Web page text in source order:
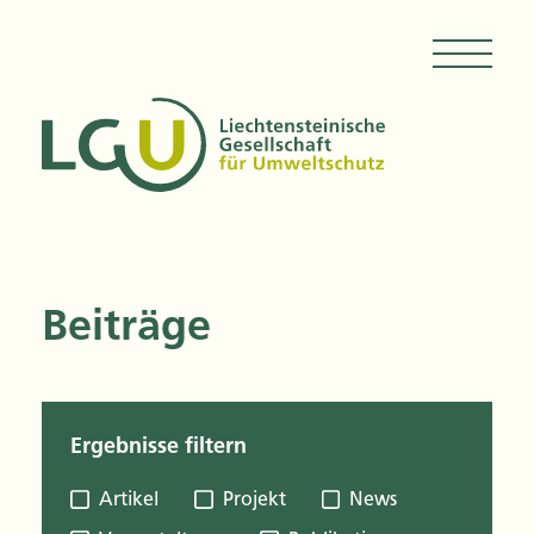
Beiträge
Ergebnisse filtern
Artikel Projekt
News